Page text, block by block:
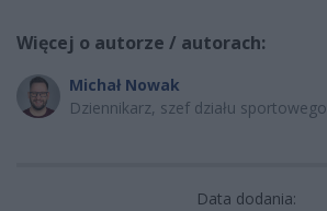
Więcej o autorze / autorach:
Michał Nowak
Dziennikarz, szef działu sportowego
Data dodania: